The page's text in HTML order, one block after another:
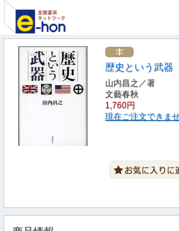
歴史という武器
山内昌之／著
文藝春秋
1,760円
現在ご注文できま